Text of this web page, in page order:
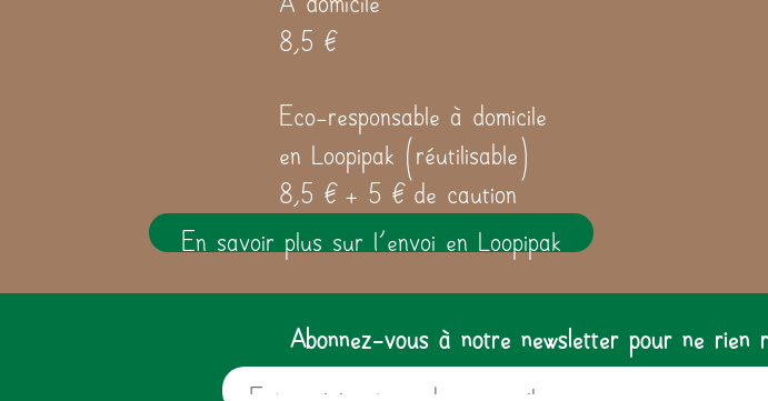
8,5 €
Eco-responsable à domicile
en Loopipak (réutilisable)
8,5 € + 5 € de caution
En savoir plus sur l'envoi en Loopipak
Abonnez-vous à notre newsletter pour ne